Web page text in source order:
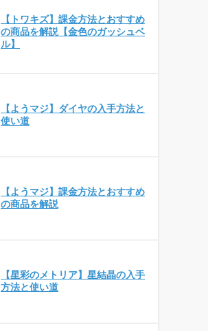
【トワキズ】課金方法とおすすめ
の商品を解説【金色のガッシュベ
ル】
【ようマジ】ダイヤの入手方法と
使い道
【ようマジ】課金方法とおすすめ
の商品を解説
【星彩のメトリア】星結晶の入手
方法と使い道